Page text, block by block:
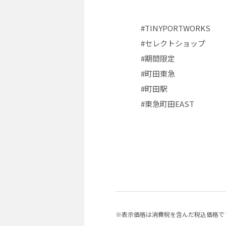
#TINYPORTWORKS
#セレクトショップ
#期間限定
#町田東急
#町田駅
#東急町田EAST
※表示価格は消費税を含んだ税込価格で